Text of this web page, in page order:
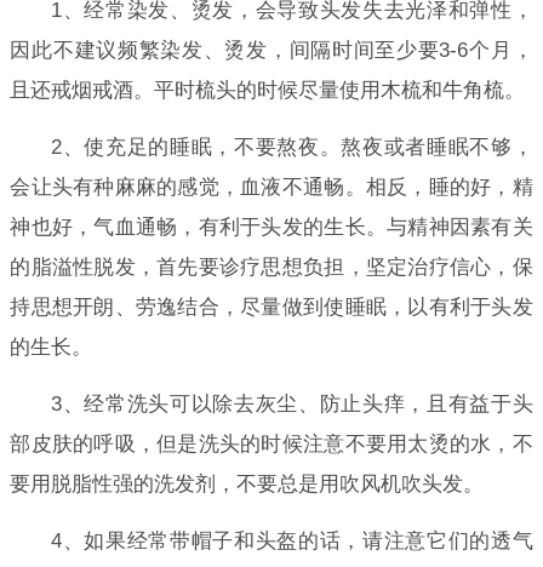
1、经常染发、烫发，会导致头发失去光泽和弹性，
因此不建议频繁染发、烫发，间隔时间至少要3-6个月，
且还戒烟戒酒。平时梳头的时候尽量使用木梳和牛角梳。
2、使充足的睡眠，不要熬夜。熬夜或者睡眠不够，
会让头有种麻麻的感觉，血液不通畅。相反，睡的好，精
神也好，气血通畅，有利于头发的生长。与精神因素有关
的脂溢性脱发，首先要诊疗思想负担，坚定治疗信心，保
持思想开朗、劳逸结合，尽量做到使睡眠，以有利于头发
的生长。
3、经常洗头可以除去灰尘、防止头痒，且有益于头
部皮肤的呼吸，但是洗头的时候注意不要用太烫的水，不
要用脱脂性强的洗发剂，不要总是用吹风机吹头发。
4、如果经常带帽子和头盔的话，请注意它们的透气